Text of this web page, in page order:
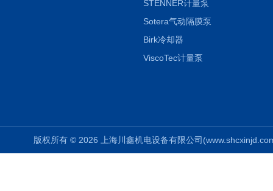
STENNER计量泵
Sotera气动隔膜泵
Birk冷却器
ViscoTec计量泵
版权所有 © 2026 上海川鑫机电设备有限公司